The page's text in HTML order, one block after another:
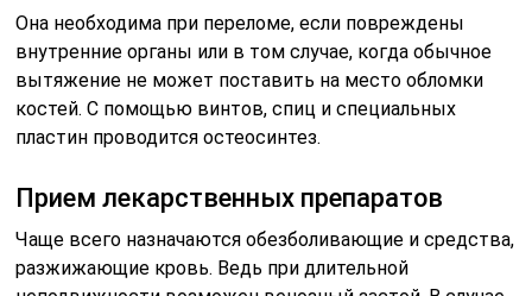
Она необходима при переломе, если повреждены
внутренние органы или в том случае, когда обычное
вытяжение не может поставить на место обломки
костей. С помощью винтов, спиц и специальных
пластин проводится остеосинтез.
Прием лекарственных препаратов
Чаще всего назначаются обезболивающие и средства,
разжижающие кровь. Ведь при длительной